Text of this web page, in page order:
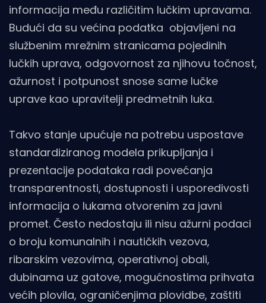
informacija među različitim lučkim upravama.
Budući da su većina podatka objavljeni na
službenim mrežnim stranicama pojedinih
lučkih uprava, odgovornost za njihovu točnost,
ažurnost i potpunost snose same lučke
uprave kao upravitelji predmetnih luka.
Takvo stanje upućuje na potrebu uspostave
standardiziranog modela prikupljanja i
prezentacije podataka radi povećanja
transparentnosti, dostupnosti i usporedivosti
informacija o lukama otvorenim za javni
promet. Često nedostaju ili nisu ažurni podaci
o broju komunalnih i nautičkih vezova,
ribarskim vezovima, operativnoj obali,
dubinama uz gatove, mogućnostima prihvata
većih plovila, ograničenjima plovidbe, zaštiti